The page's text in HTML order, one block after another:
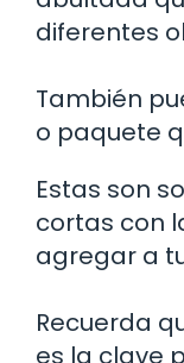
diferentes
También
o paquete
Estas son
cortas con
agregar a
Recuerda
es la clave